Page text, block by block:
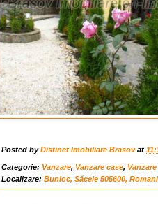
Posted byDistinct Imobiliare Brasov at
Categorie: Vanzare, Vanzare case,
Localizare: Bunloc, Săcele 505600,